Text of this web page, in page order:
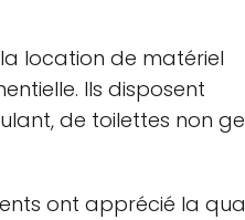
location de matériel
Ils disposent
de toilettes non
ont apprécié la